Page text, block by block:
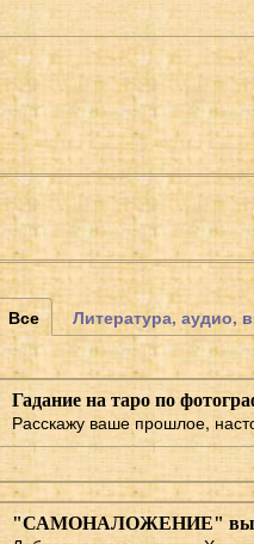
Все Литература, аудио,
Гадание на таро по
Расскажу ваше прошлое,
"САМОНАЛОЖЕНИЕ"